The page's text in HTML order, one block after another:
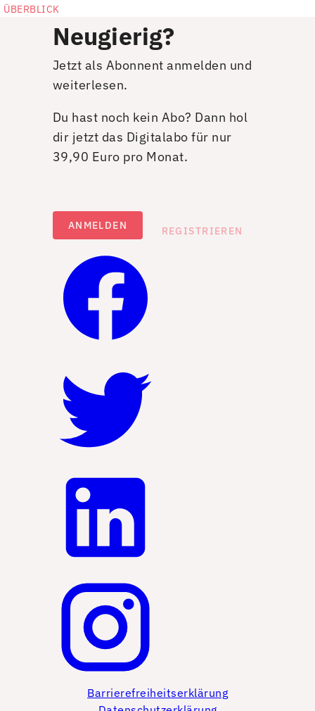
ÜBERBLICK
Neugierig?
Jetzt als Abonnent anmelden und
weiterlesen.
Du hast noch kein Abo? Dann hol
dir jetzt das Digitalabo für nur
39,90 Euro pro Monat.
ANMELDEN REGISTRIEREN
Barrierefreiheitserklärung